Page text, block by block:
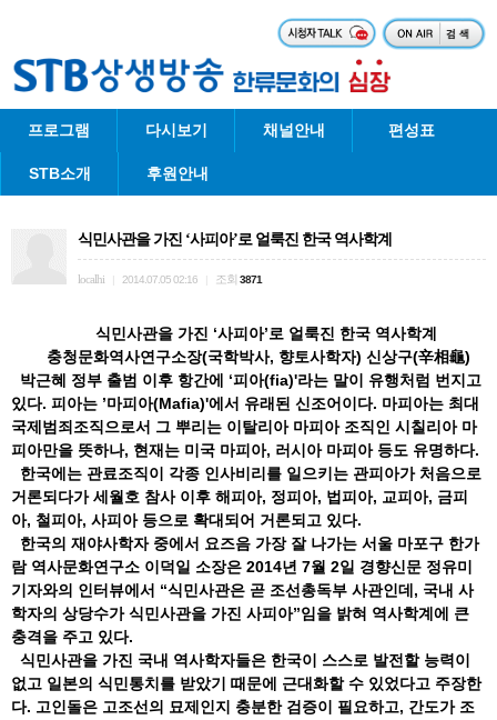
프로그램 다시보기 채널안내 편성표
STB소개 후원안내
식민사관을 가진 ‘사피아’로 얼룩진 한국 역사학계
localhi 2014.07.05 02:16 조회 3871
식민사관을 가진 ‘사피아’로 얼룩진 한국 역사학계
충청문화역사연구소장(국학박사, 향토사학자) 신상구(辛相龜)
박근혜 정부 출범 이후 항간에 ‘피아(fia)'라는 말이 유행처럼 번지고
있다. 피아는 ’마피아(Mafia)'에서 유래된 신조어이다. 마피아는 최대
국제범죄조직으로서 그 뿌리는 이탈리아 마피아 조직인 시칠리아 마
피아만을 뜻하나, 현재는 미국 마피아, 러시아 마피아 등도 유명하다.
한국에는 관료조직이 각종 인사비리를 일으키는 관피아가 처음으로
거론되다가 세월호 참사 이후 해피아, 정피아, 법피아, 교피아, 금피
아, 철피아, 사피아 등으로 확대되어 거론되고 있다.
한국의 재야사학자 중에서 요즈음 가장 잘 나가는 서울 마포구 한가
람 역사문화연구소 이덕일 소장은 2014년 7월 2일 경향신문 정유미
기자와의 인터뷰에서 “식민사관은 곧 조선총독부 사관인데, 국내 사
학자의 상당수가 식민사관을 가진 사피아”임을 밝혀 역사학계에 큰
충격을 주고 있다.
식민사관을 가진 국내 역사학자들은 한국이 스스로 발전할 능력이
없고 일본의 식민통치를 받았기 때문에 근대화할 수 있었다고 주장한
다. 고인돌은 고조선의 묘제인지 충분한 검증이 필요하고, 간도가 조